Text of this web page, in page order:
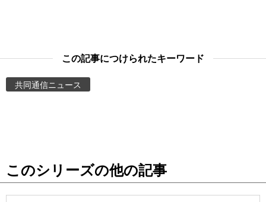
東京
この記事につけられたキーワード
共同通信ニュース
このシリーズの他の記事